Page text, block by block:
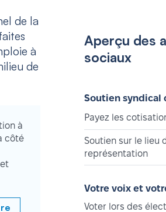
de la
à
de
à
côté
Aperçu des
sociaux
Soutien syndical
Payez les
Soutien sur le lieu
représentation
Votre voix et
Voter lors des